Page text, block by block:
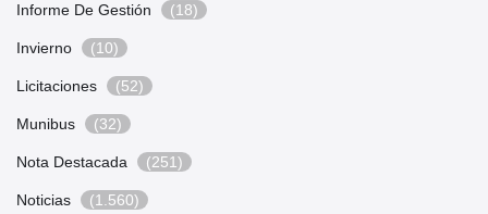
Informe De Gestión (18)
Invierno (10)
Licitaciones (52)
Munibus (32)
Nota Destacada (251)
Noticias (1.560)